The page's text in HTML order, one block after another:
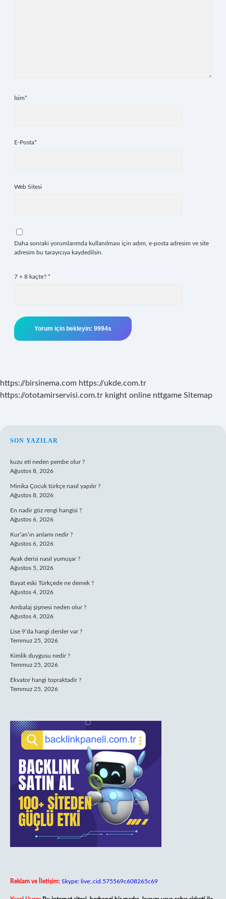
İsim*
E-Posta*
Web Sitesi
Daha sonraki yorumlarımda kullanılması için adım, e-posta adresim ve site
adresim bu tarayıcıya kaydedilsin.
7 + 8 kaçtır? *
https://birsinema.com https://ukde.com.tr
https://ototamirservisi.com.tr knight online nttgame Sitemap
SIDEBAR
SON YAZILAR
kuzu eti neden pembe olur ?
Ağustos 8, 2026
Minika Çocuk türkçe nasıl yapılır ?
Ağustos 8, 2026
En nadir göz rengi hangisi ?
Ağustos 6, 2026
Kur’an’ın anlamı nedir ?
Ağustos 6, 2026
Ayak derisi nasıl yumuşar ?
Ağustos 5, 2026
Bayat eski Türkçede ne demek ?
Ağustos 4, 2026
Ambalaj şişmesi neden olur ?
Ağustos 4, 2026
Lise 9’da hangi dersler var ?
Temmuz 25, 2026
Kimlik duygusu nedir ?
Temmuz 25, 2026
Ekvator hangi topraktadir ?
Temmuz 25, 2026
Reklam ve İletişim: Skype: live:.cid.575569c608265c69